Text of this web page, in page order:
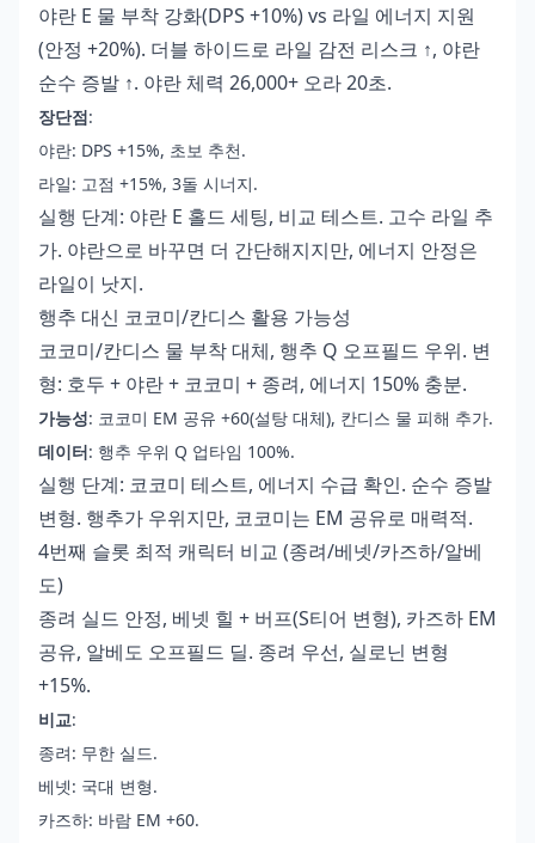
야란 E 물 부착 강화(DPS +10%) vs 라일 에너지 지원
(안정 +20%). 더블 하이드로 라일 감전 리스크 ↑, 야란
순수 증발 ↑. 야란 체력 26,000+ 오라 20초.
장단점:
야란: DPS +15%, 초보 추천.
라일: 고점 +15%, 3돌 시너지.
실행 단계: 야란 E 홀드 세팅, 비교 테스트. 고수 라일 추
가. 야란으로 바꾸면 더 간단해지지만, 에너지 안정은
라일이 낫지.
행추 대신 코코미/칸디스 활용 가능성
코코미/칸디스 물 부착 대체, 행추 Q 오프필드 우위. 변
형: 호두 + 야란 + 코코미 + 종려, 에너지 150% 충분.
가능성: 코코미 EM 공유 +60(설탕 대체), 칸디스 물 피해 추가.
데이터: 행추 우위 Q 업타임 100%.
실행 단계: 코코미 테스트, 에너지 수급 확인. 순수 증발
변형. 행추가 우위지만, 코코미는 EM 공유로 매력적.
4번째 슬롯 최적 캐릭터 비교 (종려/베넷/카즈하/알베
도)
종려 실드 안정, 베넷 힐 + 버프(S티어 변형), 카즈하 EM
공유, 알베도 오프필드 딜. 종려 우선, 실로닌 변형
+15%.
비교:
종려: 무한 실드.
베넷: 국대 변형.
카즈하: 바람 EM +60.